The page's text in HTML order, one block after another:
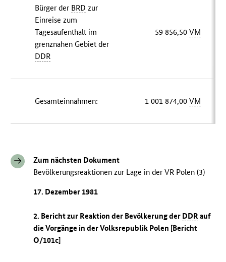
Bürger der BRD zur
Einreise zum
Tagesaufenthalt im
grenznahen Gebiet der
DDR
59 856,50VM
Gesamteinnahmen: 1 001 874,00VM
Zum nächsten Dokument
Bevölkerungsreaktionen zur Lage in der VR Polen (3)
17. Dezember 1981
2. Bericht zur Reaktion der Bevölkerung der DDR auf
die Vorgänge in der Volksrepublik Polen [Bericht
O/101c]